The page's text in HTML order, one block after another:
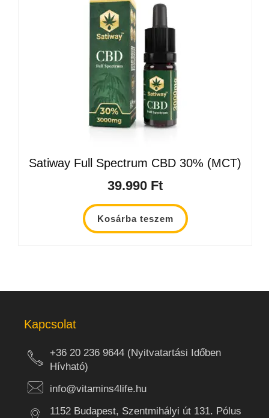
Satiway Full Spectrum CBD 30% (MCT)
39.990 Ft
Kosárba teszem
Kapcsolat
+36 20 236 9644 (Nyitvatartási Időben
Hívható)
info@vitamins4life.hu
1152 Budapest, Szentmihályi út 131. Pólus